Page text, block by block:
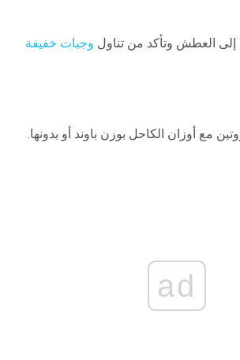
العطش وتأكد من تناول وجبات خفيفة
مع أوزان الكاحل بوزن باوند أو بدونها.
ad